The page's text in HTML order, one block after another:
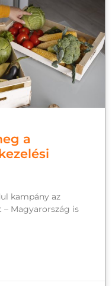
a
kampány az
Magyarország is